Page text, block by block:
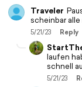
Traveler
scheinbar
5/21/23 Reply
laufen
schnell
5/21/23